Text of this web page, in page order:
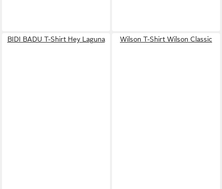
BIDI BADU T-Shirt Hey Laguna Wilson T-Shirt Wilson Classic